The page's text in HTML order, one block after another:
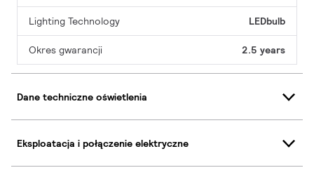
Lighting Technology LEDbulb
Okres gwarancji 2.5 years
Dane techniczne oświetlenia
Eksploatacja i połączenie elektryczne